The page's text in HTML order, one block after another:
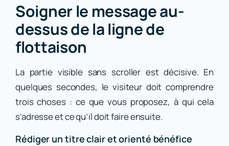
Soigner le message au-
dessus de la ligne de
flottaison
La partie visible sans scroller est décisive. En
quelques secondes, le visiteur doit comprendre
trois choses : ce que vous proposez, à qui cela
s’adresse et ce qu’il doit faire ensuite.
Rédiger un titre clair et orienté bénéfice